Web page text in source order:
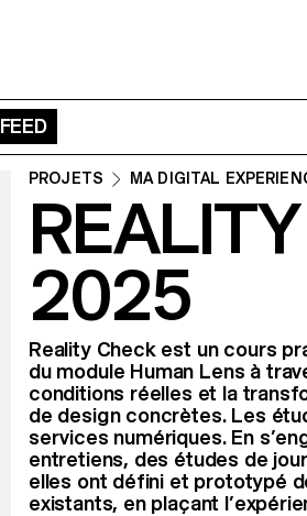
FEED
PROJETS MA DIGITAL
2025
Reality Check est un cours
du module Human Lens à
conditions réelles et la
de design concrètes. Les
services numériques. En
entretiens, des études de
elles ont défini et prototypé
existants, en plaçant